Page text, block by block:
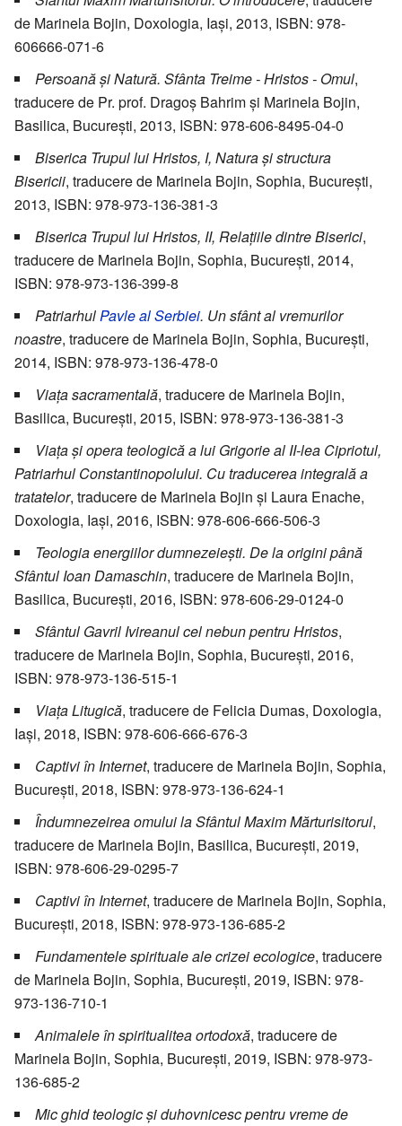
de Marinela Bojin, Doxologia, Iași, 2013, ISBN: 978-
606666-071-6
Persoană și Natură. Sfânta Treime - Hristos - Omul,
traducere de Pr. prof. Dragoș Bahrim și Marinela Bojin,
Basilica, București, 2013, ISBN: 978-606-8495-04-0
Biserica Trupul lui Hristos, I, Natura și structura
Bisericii, traducere de Marinela Bojin, Sophia, București,
2013, ISBN: 978-973-136-381-3
Biserica Trupul lui Hristos, II, Relațiile dintre Biserici,
traducere de Marinela Bojin, Sophia, București, 2014,
ISBN: 978-973-136-399-8
PatriarhulPavle al Serbiei. Un sfânt al vremurilor
noastre, traducere de Marinela Bojin, Sophia, București,
2014, ISBN: 978-973-136-478-0
Viața sacramentală, traducere de Marinela Bojin,
Basilica, București, 2015, ISBN: 978-973-136-381-3
Viața și opera teologică a lui Grigorie al II-lea Cipriotul,
Patriarhul Constantinopolului. Cu traducerea integrală a
tratatelor, traducere de Marinela Bojin şi Laura Enache,
Doxologia, Iași, 2016, ISBN: 978-606-666-506-3
Teologia energiilor dumnezeieşti. De la origini până
Sfântul Ioan Damaschin, traducere de Marinela Bojin,
Basilica, București, 2016, ISBN: 978-606-29-0124-0
Sfântul Gavril Ivireanul cel nebun pentru Hristos,
traducere de Marinela Bojin, Sophia, București, 2016,
ISBN: 978-973-136-515-1
Viaţa Litugică, traducere de Felicia Dumas, Doxologia,
Iaşi, 2018, ISBN: 978-606-666-676-3
Captivi în Internet, traducere de Marinela Bojin, Sophia,
București, 2018, ISBN: 978-973-136-624-1
Îndumnezeirea omului la Sfântul Maxim Mărturisitorul,
traducere de Marinela Bojin, Basilica, București, 2019,
ISBN: 978-606-29-0295-7
Captivi în Internet, traducere de Marinela Bojin, Sophia,
București, 2018, ISBN: 978-973-136-685-2
Fundamentele spirituale ale crizei ecologice, traducere
de Marinela Bojin, Sophia, București, 2019, ISBN: 978-
973-136-710-1
Animalele în spiritualitea ortodoxă, traducere de
Marinela Bojin, Sophia, București, 2019, ISBN: 978-973-
136-685-2
Mic ghid teologic și duhovnicesc pentru vreme de